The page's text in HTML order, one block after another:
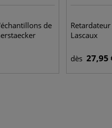
de
Lascaux
dès 27,95